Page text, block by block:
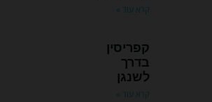
קרא עוד »
קפריסין
בדרך
לשנגן
קרא עוד »